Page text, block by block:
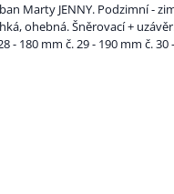
Marty JENNY. Podzimní -
ohebná. Šněrovací +
- 180 mm č. 29 - 190 mm č.